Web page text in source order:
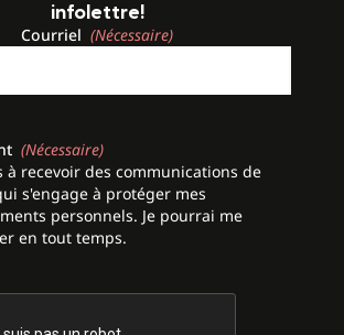
infolettre!
Courriel (Nécessaire)
(Nécessaire)
à recevoir des communications de
s'engage à protéger mes
personnels. Je pourrai me
en tout temps.